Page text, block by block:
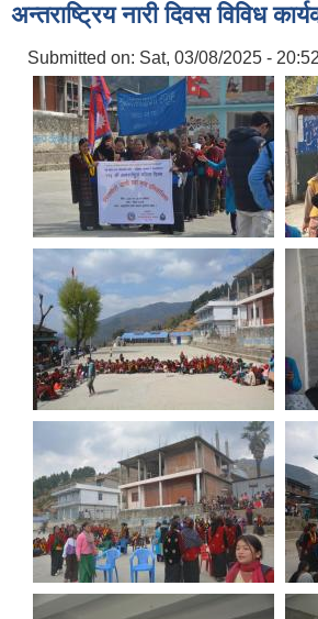
अन्तराष्ट्रिय नारी दिवस विविध
Submitted on: Sat, 03/08/2025 - 20:52